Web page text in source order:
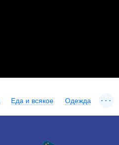
Еда и всякое Одежда ...